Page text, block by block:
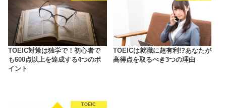
TOEIC対策は独学で！初心者で
も600点以上を達成する4つのポ
イント
TOEICは就職に超有利!?あなたが
高得点を取るべき3つの理由
TOEIC